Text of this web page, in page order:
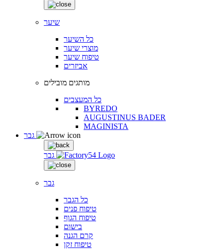
שיער
כל השיער
מוצרי שיער
טיפוח שיער
אביזרים
מותגים מובילים
כל המעצבים
BYREDO
AUGUSTINUS BADER
MAGINISTA
גבר
גבר
כל הגבר
טיפוח פנים
טיפוח הגוף
בישום
קרם הגנה
טיפוח זקן